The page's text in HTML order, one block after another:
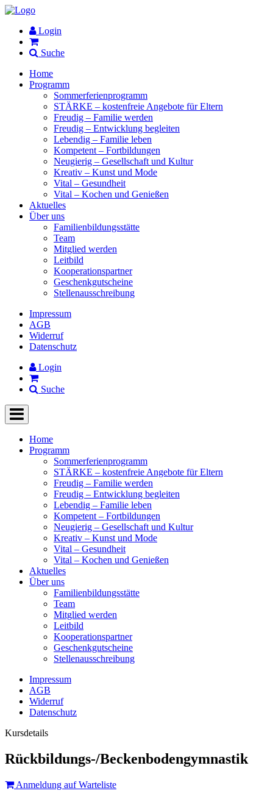
Login
Suche
Home
Programm
Sommerferienprogramm
STÄRKE – kostenfreie Angebote für Eltern
Freudig – Familie werden
Freudig – Entwicklung begleiten
Lebendig – Familie leben
Kompetent – Fortbildungen
Neugierig – Gesellschaft und Kultur
Kreativ – Kunst und Mode
Vital – Gesundheit
Vital – Kochen und Genießen
Aktuelles
Über uns
Familienbildungsstätte
Team
Mitglied werden
Leitbild
Kooperationspartner
Geschenkgutscheine
Stellenausschreibung
Impressum
AGB
Widerruf
Datenschutz
Login
Suche
Home
Programm
Sommerferienprogramm
STÄRKE – kostenfreie Angebote für Eltern
Freudig – Familie werden
Freudig – Entwicklung begleiten
Lebendig – Familie leben
Kompetent – Fortbildungen
Neugierig – Gesellschaft und Kultur
Kreativ – Kunst und Mode
Vital – Gesundheit
Vital – Kochen und Genießen
Aktuelles
Über uns
Familienbildungsstätte
Team
Mitglied werden
Leitbild
Kooperationspartner
Geschenkgutscheine
Stellenausschreibung
Impressum
AGB
Widerruf
Datenschutz
Kursdetails
Rückbildungs-/Beckenbodengymnastik
Anmeldung auf Warteliste